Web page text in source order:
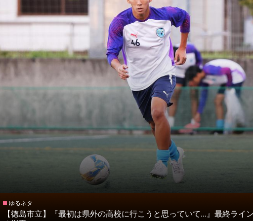
ゆるネタ
【徳島市立】『最初は県外の高校に行こうと思っていて...』最終ライ